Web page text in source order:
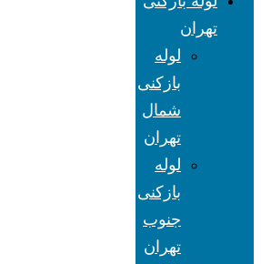
تهران
لوله
بازکنی
شمال
تهران
لوله
بازکنی
جنوب
تهران